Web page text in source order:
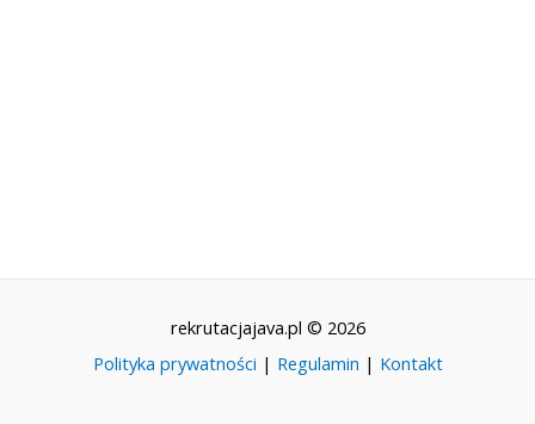
rekrutacjajava.pl © 2026
Polityka prywatności | Regulamin | Kontakt